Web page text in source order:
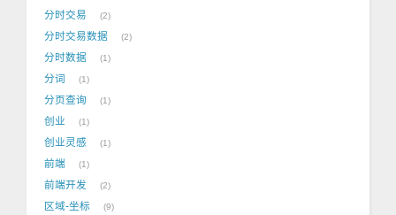
分时交易 2
分时交易数据 2
分时数据 1
分词 1
分页查询 1
创业 1
创业灵感 1
前端 1
前端开发 2
区域-坐标 9